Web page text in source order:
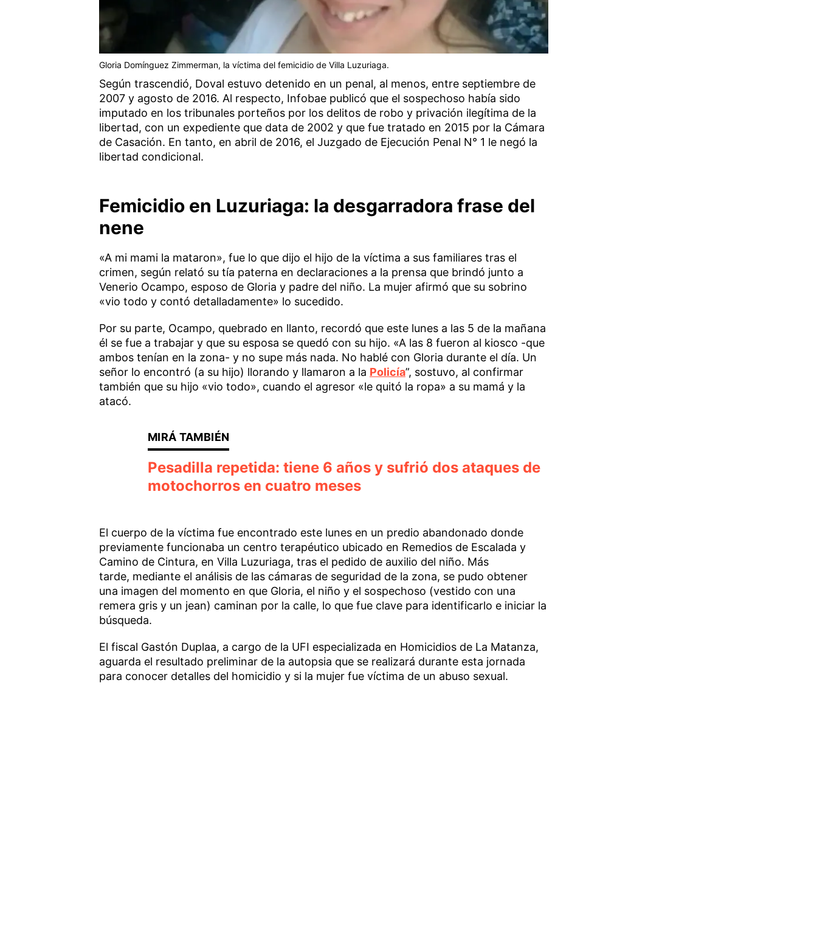
Gloria Domínguez Zimmerman, la víctima del femicidio de Villa Luzuriaga.
Según trascendió, Doval estuvo detenido en un penal, al menos, entre septiembre de
2007 y agosto de 2016. Al respecto, Infobae publicó que el sospechoso había sido
imputado en los tribunales porteños por los delitos de robo y privación ilegítima de la
libertad, con un expediente que data de 2002 y que fue tratado en 2015 por la Cámara
de Casación. En tanto, en abril de 2016, el Juzgado de Ejecución Penal N° 1 le negó la
libertad condicional.
Femicidio en Luzuriaga: la desgarradora frase del
nene
«A mi mami la mataron», fue lo que dijo el hijo de la víctima a sus familiares tras el
crimen, según relató su tía paterna en declaraciones a la prensa que brindó junto a
Venerio Ocampo, esposo de Gloria y padre del niño. La mujer afirmó que su sobrino
«vio todo y contó detalladamente» lo sucedido.
Por su parte, Ocampo, quebrado en llanto, recordó que este lunes a las 5 de la mañana
él se fue a trabajar y que su esposa se quedó con su hijo. «A las 8 fueron al kiosco -que
ambos tenían en la zona- y no supe más nada. No hablé con Gloria durante el día. Un
señor lo encontró (a su hijo) llorando y llamaron a la Policía”, sostuvo, al confirmar
también que su hijo «vio todo», cuando el agresor «le quitó la ropa» a su mamá y la
atacó.
Pesadilla repetida: tiene 6 años y sufrió dos ataques de
motochorros en cuatro meses
El cuerpo de la víctima fue encontrado este lunes en un predio abandonado donde
previamente funcionaba un centro terapéutico ubicado en Remedios de Escalada y
Camino de Cintura, en Villa Luzuriaga, tras el pedido de auxilio del niño. Más
tarde, mediante el análisis de las cámaras de seguridad de la zona, se pudo obtener
una imagen del momento en que Gloria, el niño y el sospechoso (vestido con una
remera gris y un jean) caminan por la calle, lo que fue clave para identificarlo e iniciar la
búsqueda.
El fiscal Gastón Duplaa, a cargo de la UFI especializada en Homicidios de La Matanza,
aguarda el resultado preliminar de la autopsia que se realizará durante esta jornada
para conocer detalles del homicidio y si la mujer fue víctima de un abuso sexual.